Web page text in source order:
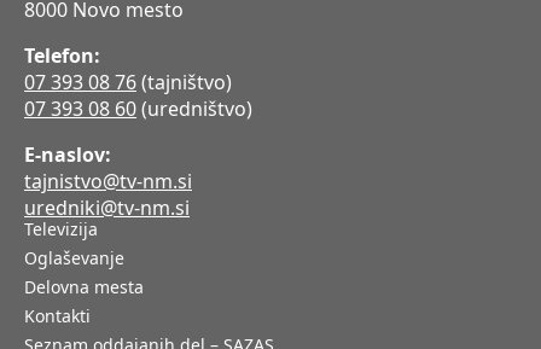
8000 Novo mesto
Telefon:
07 393 08 76(tajništvo)
07 393 08 60(uredništvo)
E-naslov:
tajnistvo@tv-nm.si
uredniki@tv-nm.si
Televizija
Oglaševanje
Delovna mesta
Kontakti